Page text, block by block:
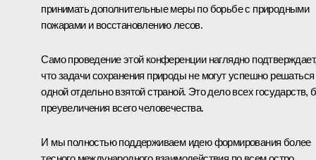
принимать дополнительные меры по борьбе с природными
пожарами и восстановлению лесов.
Само проведение этой конференции наглядно
что задачи сохранения природы не могут успешно решаться
одной отдельно взятой страной. Это дело всех государств,
преувеличения всего человечества.
И мы полностью поддерживаем идею формирования более